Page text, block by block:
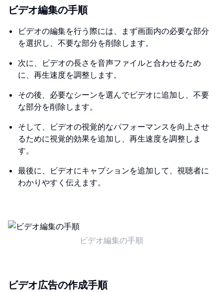
ビデオ編集の手順
ビデオの編集を行う際には、まず画面内の必要な部分
を選択し、不要な部分を削除します。
次に、ビデオの長さを音声ファイルと合わせるため
に、再生速度を調整します。
その後、必要なシーンを選んでビデオに追加し、不要
な部分を削除します。
そして、ビデオの視覚的なパフォーマンスを向上させ
るために視覚的効果を追加し、再生速度を調整しま
す。
最後に、ビデオにキャプションを追加して、視聴者に
わかりやすく伝えます。
ビデオ編集の手順
ビデオ広告の作成手順